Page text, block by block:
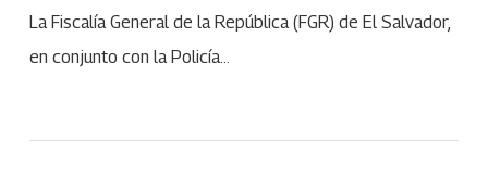
La Fiscalía General de la República (FGR) de El Salvador,
en conjunto con la Policía…